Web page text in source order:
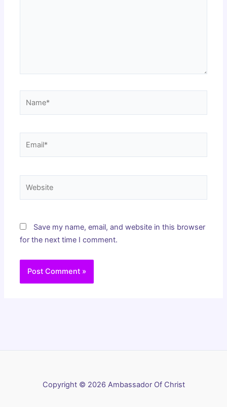
Save my name, email, and website in this browser
for the next time I comment.
Copyright © 2026 Ambassador Of Christ